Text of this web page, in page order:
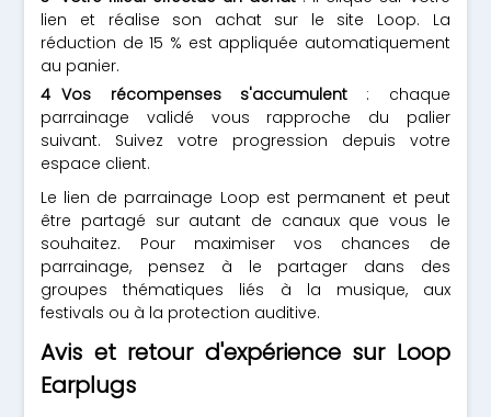
lien et réalise son achat sur le site Loop. La
réduction de 15 % est appliquée automatiquement
au panier.
Vos récompenses s'accumulent : chaque
parrainage validé vous rapproche du palier
suivant. Suivez votre progression depuis votre
espace client.
Le lien de parrainage Loop est permanent et peut
être partagé sur autant de canaux que vous le
souhaitez. Pour maximiser vos chances de
parrainage, pensez à le partager dans des
groupes thématiques liés à la musique, aux
festivals ou à la protection auditive.
Avis et retour d'expérience sur Loop
Earplugs